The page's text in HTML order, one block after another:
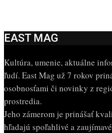
EAST MAG
Kultúra, umenie, aktuálne
ľudí. East Mag už 7 rokov
osobnosťami či novinky z
prostredia.
Jeho zámerom je prinášať
hľadajú spoľahlivé a